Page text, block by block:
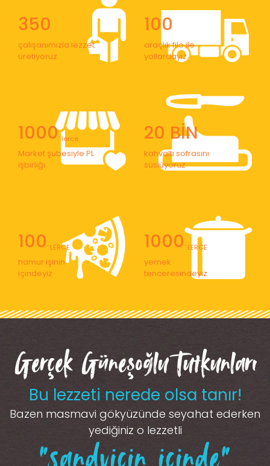
350
çalışanımızla lezzet
üretiyoruz
100
araçlık filo ile
yollardayız
1000' lerce
Market şubesiyle PL
işbirliği
20 BİN
kahvaltı sofrasını
süslüyoruz
100' LERCE
hamur işinin
içindeyiz
1000' LERCE
yemek
tenceresindeyiz
Gerçek Güneşoğlu Tutkunları
Bu lezzeti nerede olsa tanır!
Bazen masmavi gökyüzünde seyahat ederken
yediğiniz o lezzetli